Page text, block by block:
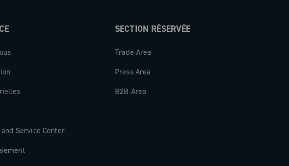
Service Center
SECTION RÉSERVÉE
Trade Area
Press Area
B2B Area